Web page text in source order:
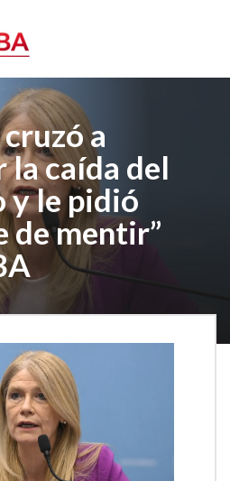
a
caída del
y le pidió
de mentir”